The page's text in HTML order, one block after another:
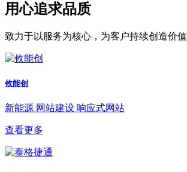
用心追求品质
致力于以服务为核心，为客户持续创造价值
攸能创
新能源 网站建设 响应式网站
查看更多